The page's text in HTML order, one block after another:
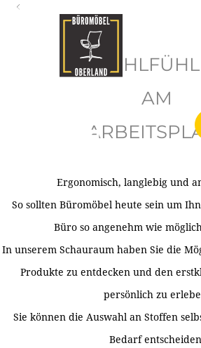
AM
Ergonomisch, langlebig und
So sollten Büromöbel heute sein um
Büro so angenehm wie
In unserem Schauraum haben Sie die
Produkte zu entdecken und den
persönlich zu
Sie können die Auswahl an Stoffen
Bedarf